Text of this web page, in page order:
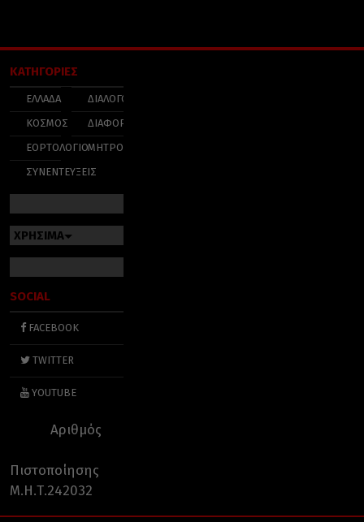
ΚΑΤΗΓΟΡΙΕΣ
ΕΛΛΑΔΑ
ΚΟΣΜΟΣ
ΕΟΡΤΟΛΟΓΙΟ
ΣΥΝΕΝΤΕΥΞΕΙΣ
ΔΙΑΛΟΓΟΣ
ΔΙΑΦΟΡΑ
ΜΗΤΡΟΠΟΛΕΙΣ
ΧΡΗΣΙΜΑ
SOCIAL
FACEBOOK
TWITTER
YOUTUBE
Αριθμός
Πιστοποίησης
Μ.Η.Τ.242032